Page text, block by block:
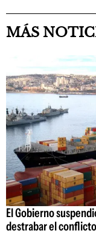
MÁS
El Gobierno
destrabar el conflicto